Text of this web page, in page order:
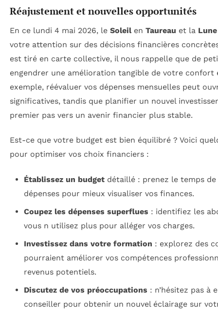
Réajustement et nouvelles opportunités
En ce lundi 4 mai 2026, le Soleilen Taureau et la Lune
votre attention sur des décisions financières
est tiré en carte collective, il nous rappelle que de
engendrer une amélioration tangible de votre confort
exemple, réévaluer vos dépenses mensuelles peut
significatives, tandis que planifier un nouvel
premier pas vers un avenir financier plus stable.
Est-ce que votre budget est bien équilibré ? Voici
pour optimiser vos choix financiers :
Établissez un budgetdétaillé : prenez le temps de
dépenses pour mieux visualiser vos finances.
Coupez les dépenses superflues : identifiez les
vous n utilisez plus pour alléger vos charges.
Investissez dans votre formation : explorez des
pourraient améliorer vos compétences
revenus potentiels.
Discutez de vos préoccupations : n’hésitez pas à
conseiller pour obtenir un nouvel éclairage sur